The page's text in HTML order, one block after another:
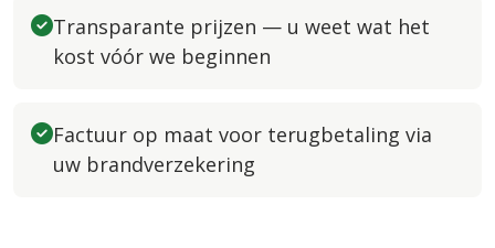
Transparante prijzen — u weet wat het
kost vóór we beginnen
Factuur op maat voor terugbetaling via
uw brandverzekering